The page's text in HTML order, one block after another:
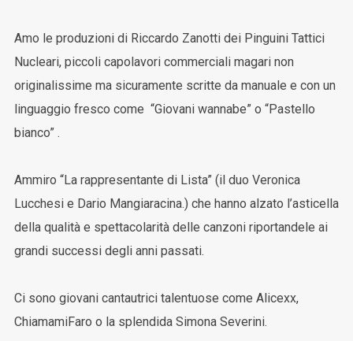
Amo le produzioni di Riccardo Zanotti dei Pinguini Tattici
Nucleari, piccoli capolavori commerciali magari non
originalissime ma sicuramente scritte da manuale e con un
linguaggio fresco come “Giovani wannabe” o “Pastello
bianco” .
Ammiro “La rappresentante di Lista” (il duo Veronica
Lucchesi e Dario Mangiaracina.) che hanno alzato l’asticella
della qualità e spettacolarità delle canzoni riportandele ai
grandi successi degli anni passati.
Ci sono giovani cantautrici talentuose come Alicexx,
ChiamamiFaro o la splendida Simona Severini.